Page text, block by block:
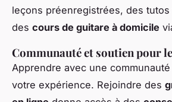
leçons préenregistrées, des
des cours de guitare à domicile
Communauté et soutien pour
Apprendre avec une
votre expérience. Rejoindre des